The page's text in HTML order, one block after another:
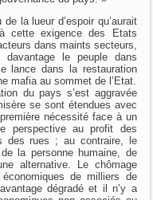
la lueur d’espoir qu’aurait
cette exigence des Etats
dans maints secteurs,
davantage le peuple dans
lance dans la restauration
mafia au sommet de l’Etat.
du pays s’est aggravée
se sont étendues avec
nécessité face à un
perspective au profit des
des rues ; au contraire, le
la personne humaine, de
alternative. Le chômage
de milliers de
dégradé et il n’y a